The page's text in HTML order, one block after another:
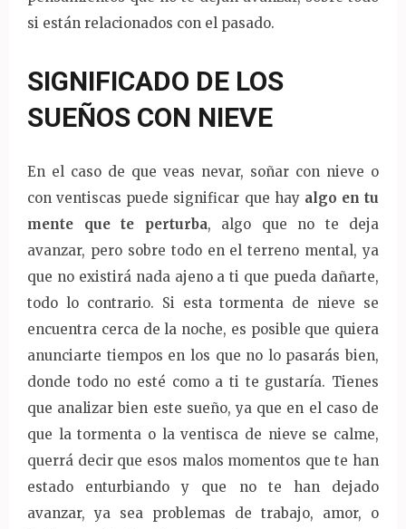
si están relacionados con el pasado.
SIGNIFICADO DE LOS
SUEÑOS CON NIEVE
En el caso de que veas nevar, soñar con nieve o
con ventiscas puede significar que hay algo en tu
mente que te perturba, algo que no te deja
avanzar, pero sobre todo en el terreno mental, ya
que no existirá nada ajeno a ti que pueda dañarte,
todo lo contrario. Si esta tormenta de nieve se
encuentra cerca de la noche, es posible que quiera
anunciarte tiempos en los que no lo pasarás bien,
donde todo no esté como a ti te gustaría. Tienes
que analizar bien este sueño, ya que en el caso de
que la tormenta o la ventisca de nieve se calme,
querrá decir que esos malos momentos que te han
estado enturbiando y que no te han dejado
avanzar, ya sea problemas de trabajo, amor, o